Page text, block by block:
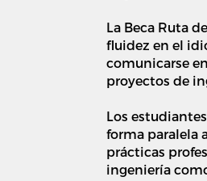
La Beca Ruta
fluidez en el
comunicarse
proyectos de
Los
forma paralela
prácticas
ingeniería